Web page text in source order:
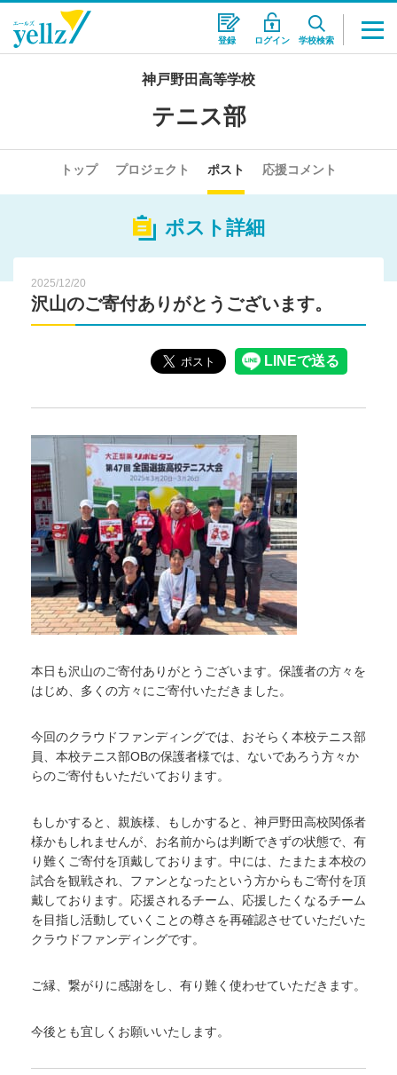
登録 ログイン 学校検索
神戸野田高等学校
テニス部
トップ プロジェクト ポスト 応援コメント
ポスト詳細
2025/12/20
沢山のご寄付ありがとうございます。
本日も沢山のご寄付ありがとうございます。保護者の方々を
はじめ、多くの方々にご寄付いただきました。
今回のクラウドファンディングでは、おそらく本校テニス部
員、本校テニス部OBの保護者様では、ないであろう方々か
らのご寄付もいただいております。
もしかすると、親族様、もしかすると、神戸野田高校関係者
様かもしれませんが、お名前からは判断できずの状態で、有
り難くご寄付を頂戴しております。中には、たまたま本校の
試合を観戦され、ファンとなったという方からもご寄付を頂
戴しております。応援されるチーム、応援したくなるチーム
を目指し活動していくことの尊さを再確認させていただいた
クラウドファンディングです。
ご縁、繋がりに感謝をし、有り難く使わせていただきます。
今後とも宜しくお願いいたします。